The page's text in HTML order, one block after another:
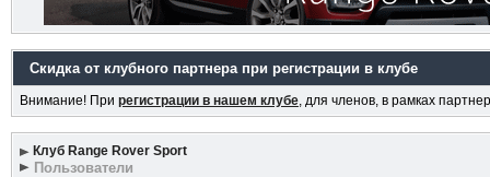
Скидка от клубного партнера при регистрации в клубе
Внимание! При регистрации в нашем клубе, для членов, в рамках
Клуб Range Rover Sport
Пользователи